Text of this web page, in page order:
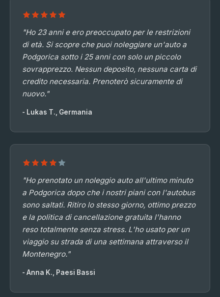
"Ho 23 anni e ero preoccupato per le restrizioni
di età. Si scopre che puoi noleggiare un'auto a
Podgorica sotto i 25 anni con solo un piccolo
sovrapprezzo. Nessun deposito, nessuna carta di
credito necessaria. Prenoterò sicuramente di
nuovo."
- Lukas T., Germania
"Ho prenotato un noleggio auto all'ultimo minuto
a Podgorica dopo che i nostri piani con l'autobus
sono saltati. Ritiro lo stesso giorno, ottimo prezzo
e la politica di cancellazione gratuita l'hanno
reso totalmente senza stress. L'ho usato per un
viaggio su strada di una settimana attraverso il
Montenegro."
- Anna K., Paesi Bassi